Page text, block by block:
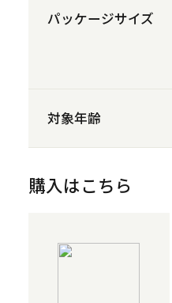
パッケージサイズ
対象年齢
購入はこちら